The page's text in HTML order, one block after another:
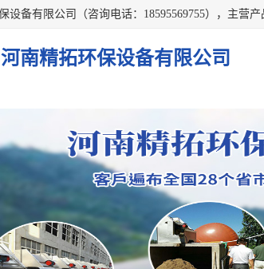
河南精拓环保设备有限公司